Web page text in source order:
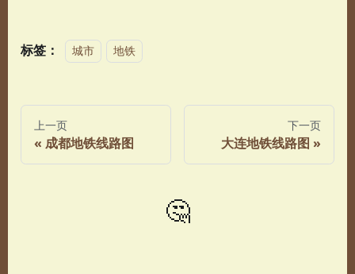
标签： 城市 地铁
上一页
成都地铁线路图
下一页
大连地铁线路图
🤔